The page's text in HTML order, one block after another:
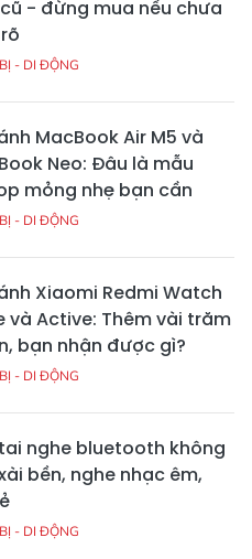
- đừng mua nếu chưa
- DI ĐỘNG
MacBook Air M5 và
Neo: Đâu là mẫu
mỏng nhẹ bạn cần
- DI ĐỘNG
Xiaomi Redmi Watch
và Active: Thêm vài trăm
bạn nhận được gì?
- DI ĐỘNG
nghe bluetooth không
bền, nghe nhạc êm,
- DI ĐỘNG